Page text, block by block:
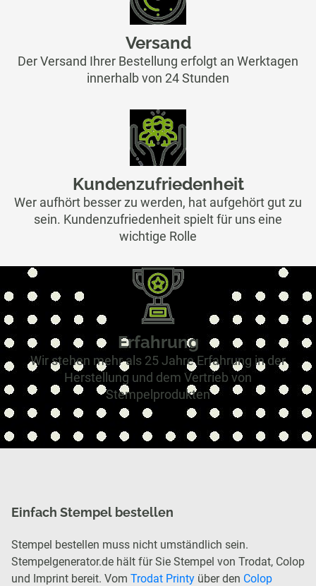
Versand
Der Versand Ihrer Bestellung erfolgt an Werktagen
innerhalb von 24 Stunden
Kundenzufriedenheit
Wer aufhört besser zu werden, hat aufgehört gut zu
sein. Kundenzufriedenheit spielt für uns eine
wichtige Rolle
Erfahrung
Wir stehen mehr als 25 Jahre Erfahrung in der
Herstellung und dem Vertrieb von
Stempelprodukten
Einfach Stempel bestellen
Stempel bestellen muss nicht umständlich sein.
Stempelgenerator.de hält für Sie Stempel von Trodat, Colop
und Imprint bereit. Vom Trodat Printy über den Colop